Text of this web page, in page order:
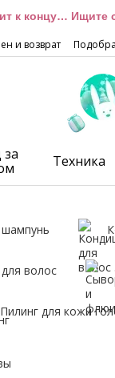
к концу…
и возврат
за
Техника
волос
Пилинг для кожи